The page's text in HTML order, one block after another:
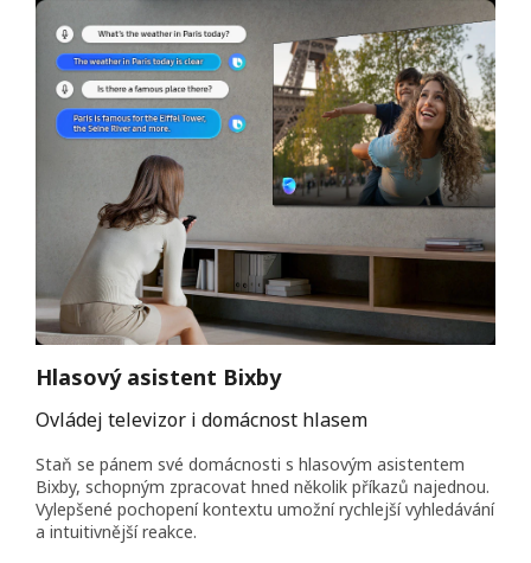
Hlasový asistent Bixby
Ovládej televizor i domácnost hlasem
Staň se pánem své domácnosti s hlasovým asistentem
Bixby, schopným zpracovat hned několik příkazů najednou.
Vylepšené pochopení kontextu umožní rychlejší vyhledávání
a intuitivnější reakce.